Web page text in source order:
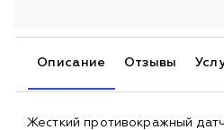
Описание Отзывы
Жесткий противокражный